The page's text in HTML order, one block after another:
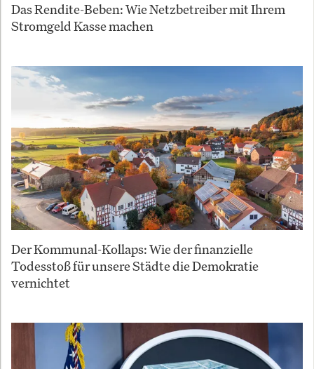
Das Rendite-Beben: Wie Netzbetreiber mit Ihrem
Stromgeld Kasse machen
Der Kommunal-Kollaps: Wie der finanzielle
Todesstoß für unsere Städte die Demokratie
vernichtet